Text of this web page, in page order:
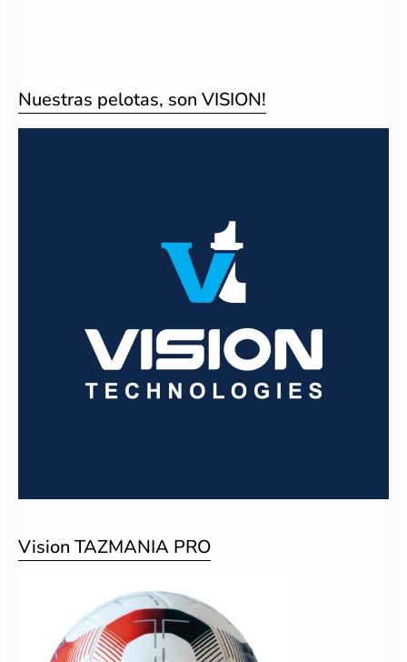
Nuestras pelotas, son VISION!
Vision TAZMANIA PRO